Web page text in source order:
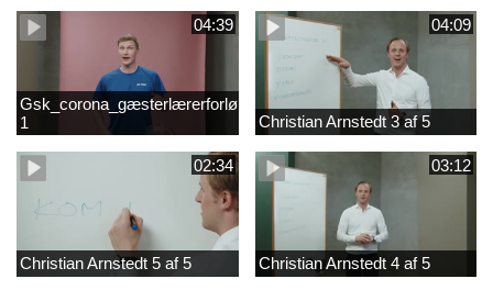
04:39
Gsk_corona_gæsterlærerforløb_Axelsen_del
1
04:09
Christian Arnstedt 3 af 5
02:34
Christian Arnstedt 5 af 5
03:12
Christian Arnstedt 4 af 5